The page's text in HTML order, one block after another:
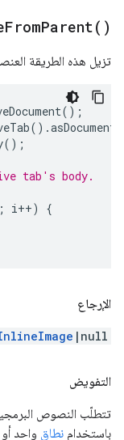
FromParent( )
تزيل هذه الطريقة
();
().
();
tab's body.
; i++)
{
الإرجاع
|null
التفويض
تتطلّب النصوص
باستخدام نطاق واحد أو